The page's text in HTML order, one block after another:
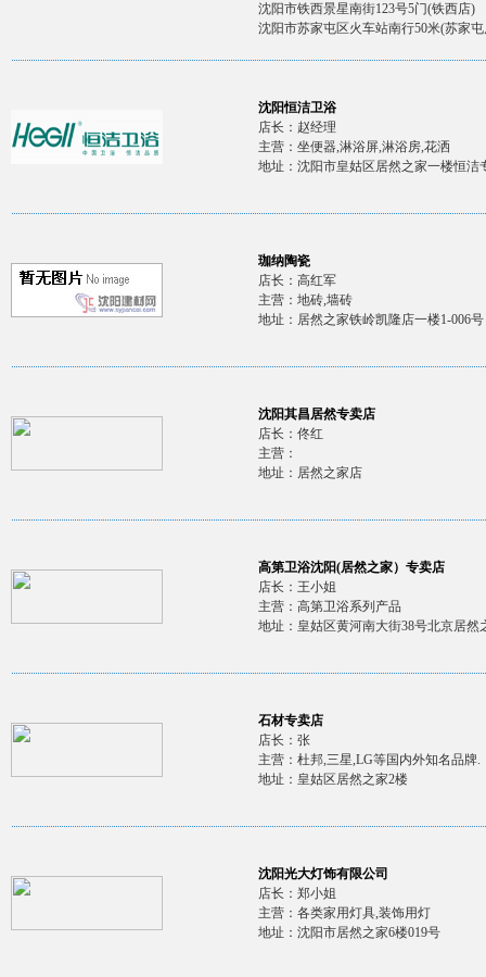
沈阳市铁西景星南街123号5门(铁西店)
沈阳市苏家屯区火车站南行50米(苏家屯
沈阳恒洁卫浴
店长：赵经理
主营：坐便器,淋浴屏,淋浴房,花洒
地址：沈阳市皇姑区居然之家一楼恒洁
珈纳陶瓷
店长：高红军
主营：地砖,墙砖
地址：居然之家铁岭凯隆店一楼1-006号
沈阳其昌居然专卖店
店长：佟红
主营：
地址：居然之家店
高第卫浴沈阳(居然之家）专卖店
店长：王小姐
主营：高第卫浴系列产品
地址：皇姑区黄河南大街38号北京居然
石材专卖店
店长：张
主营：杜邦,三星,LG等国内外知名品牌.
地址：皇姑区居然之家2楼
沈阳光大灯饰有限公司
店长：郑小姐
主营：各类家用灯具,装饰用灯
地址：沈阳市居然之家6楼019号